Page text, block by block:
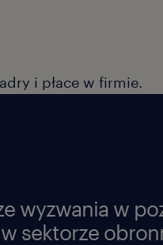
wyzwania w
sektorze